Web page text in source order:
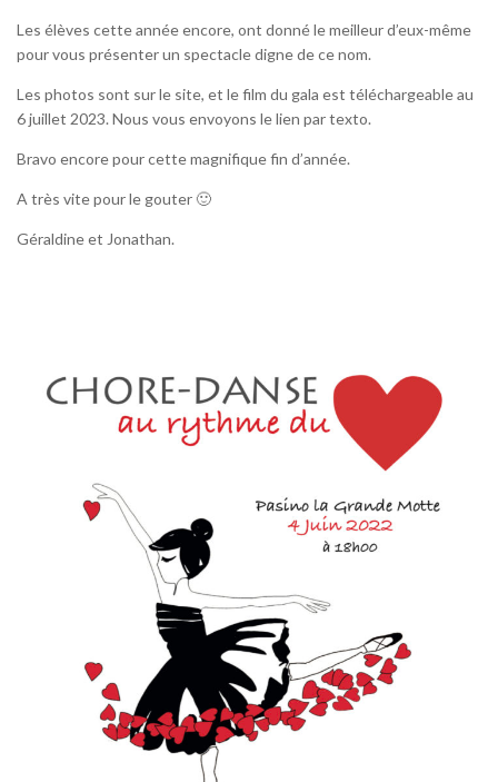
Les élèves cette année encore, ont donné le meilleur d’eux-même
pour vous présenter un spectacle digne de ce nom.
Les photos sont sur le site, et le film du gala est téléchargeable au
6 juillet 2023. Nous vous envoyons le lien par texto.
Bravo encore pour cette magnifique fin d’année.
A très vite pour le gouter 🙂
Géraldine et Jonathan.